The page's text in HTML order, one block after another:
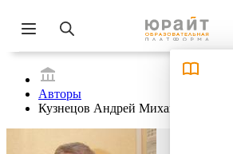
Авторы
Кузнецов Андрей Михайлович